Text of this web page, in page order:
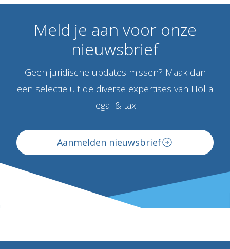
Meld je aan voor onze
nieuwsbrief
Geen juridische updates missen? Maak dan
een selectie uit de diverse expertises van Holla
legal & tax.
Aanmelden nieuwsbrief